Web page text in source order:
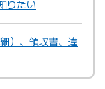
りたい
）、領収書、違